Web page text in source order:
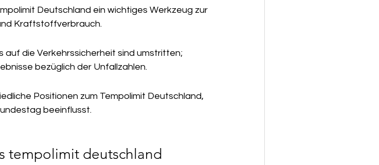
Deutschland ein wichtiges Werkzeug zur
Kraftstoffverbrauch.
auf die Verkehrssicherheit sind umstritten;
bezüglich der Unfallzahlen.
Positionen zum Tempolimit Deutschland,
beeinflusst.
tempolimit deutschland